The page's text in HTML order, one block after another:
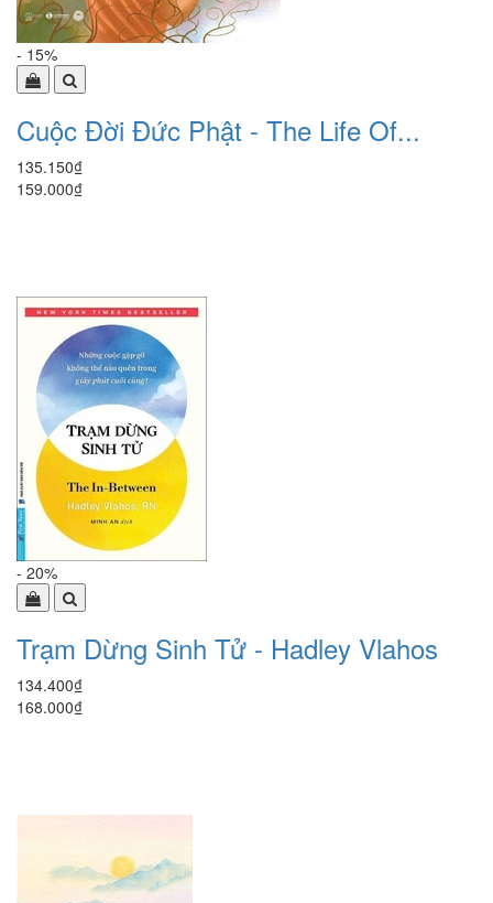
- 15%
Cuộc Đời Đức Phật - The Life Of...
135.150₫
159.000₫
- 20%
Trạm Dừng Sinh Tử - Hadley Vlahos
134.400₫
168.000₫